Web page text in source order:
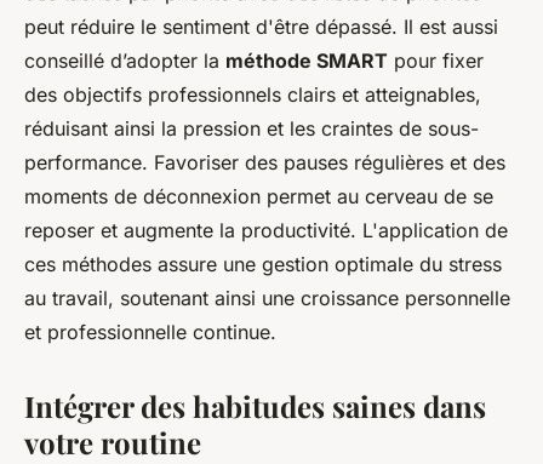
peut réduire le sentiment d'être dépassé. Il est aussi
conseillé d’adopter la méthode SMART pour fixer
des objectifs professionnels clairs et atteignables,
réduisant ainsi la pression et les craintes de sous-
performance. Favoriser des pauses régulières et des
moments de déconnexion permet au cerveau de se
reposer et augmente la productivité. L'application de
ces méthodes assure une gestion optimale du stress
au travail, soutenant ainsi une croissance personnelle
et professionnelle continue.
Intégrer des habitudes saines dans
votre routine